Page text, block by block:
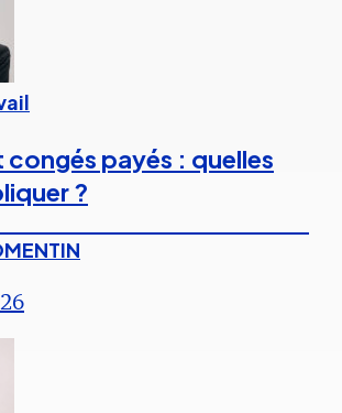
congés payés : quelles
?